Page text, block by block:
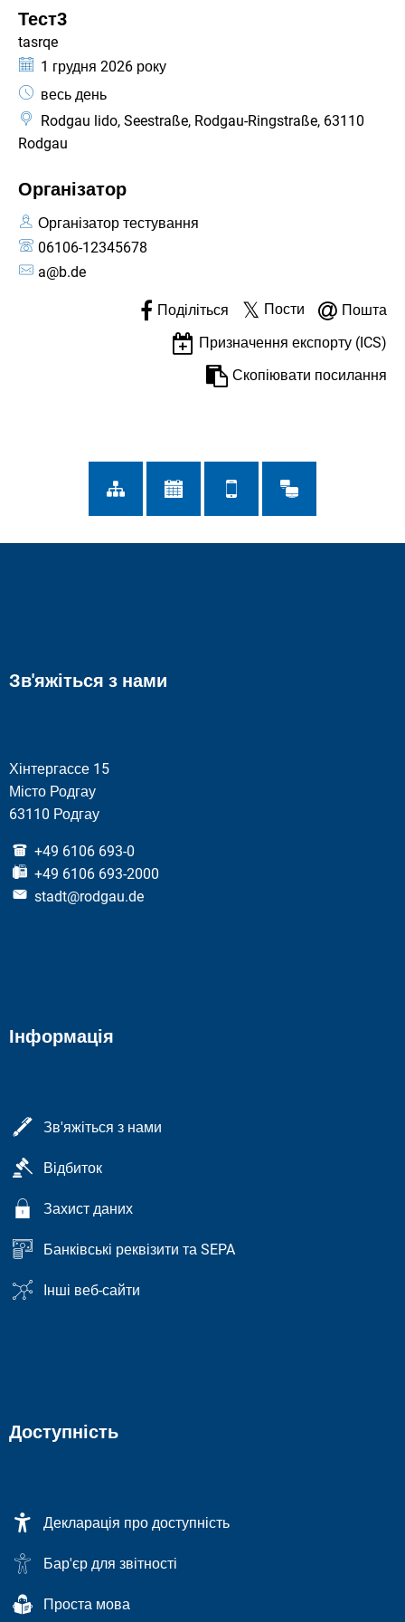
Тест3
tasrqe
Дата:
1 грудня 2026 року
Час:
весь день
Rodgau lido, Seestraße, Rodgau-Ringstraße, 63110
Rodgau
Організатор
Організатор тестування
06106-12345678
a@b.de
Поділіться Пости
Пошта
Призначення експорту (ICS)
Скопіювати посилання
Зв'яжіться з нами
Хінтергассе 15
Місто Родгау
63110 Родгау
+49 6106 693-0
+49 6106 693-2000
stadt@rodgau.de
Інформація
Зв'яжіться з нами
Відбиток
Захист даних
Банківські реквізити та SEPA
Інші веб-сайти
Доступність
Декларація про доступність
Бар'єр для звітності
Проста мова